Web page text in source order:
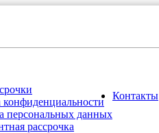
персональных данных
рассрочка
Контакты